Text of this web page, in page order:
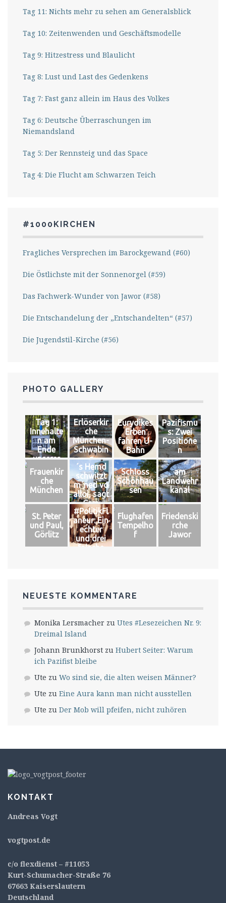
Tag 11: Nichts mehr zu sehen am Generalsblick
Tag 10: Zeitenwenden und Geschäftsmodelle
Tag 9: Hitzestress und Blaulicht
Tag 8: Lust und Last des Gedenkens
Tag 7: Fast ganz allein im Haus des Volkes
Tag 6: Deutsche Überraschungen im
Niemandsland
Tag 5: Der Rennsteig und das Space
Tag 4: Die Flucht am Schwarzen Teich
#1000KIRCHEN
Fragliches Versprechen im Barockgewand (#60)
Die Östlichste mit der Sonnenorgel (#59)
Das Fachwerk-Wunder von Jawor (#58)
Die Entschandelung der „Entschandelten“ (#57)
Die Jugendstil-Kirche (#56)
PHOTO GALLERY
Tag 1:
Innehalte
n am
Ende
unserer
Welt
Erlöserkir
che
München-
Schwabin
g
Eurydikes
Erben
fahren U-
Bahn
Pazifismu
s: Zwei
Positione
n
Frauenkir
che
München
´s Hemd
schwitzt
m´ned vo
alloi, sagt
Cem
Schloss
Schönhau
sen
am
Landwehr
kanal
St. Peter
und Paul,
Görlitz
#PolitikFl
aneur: Ein
echter
und drei
falsche
Flughafen
Tempelho
f
Friedenski
rche
Jawor
NEUESTE KOMMENTARE
Monika Lersmacher zu Utes #Lesezeichen Nr. 9:
Dreimal Island
Johann Brunkhorst zu Hubert Seiter: Warum
ich Pazifist bleibe
Ute zu Wo sind sie, die alten weisen Männer?
Ute zu Eine Aura kann man nicht ausstellen
Ute zu Der Mob will pfeifen, nicht zuhören
KONTAKT
Andreas Vogt
vogtpost.de
c/o flexdienst – #11053
Kurt-Schumacher-Straße 76
67663 Kaiserslautern
Deutschland